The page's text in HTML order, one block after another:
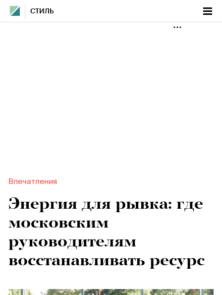
СТИЛЬ
Впечатления
Энергия для рывка: где
московским
руководителям
восстанавливать ресурс